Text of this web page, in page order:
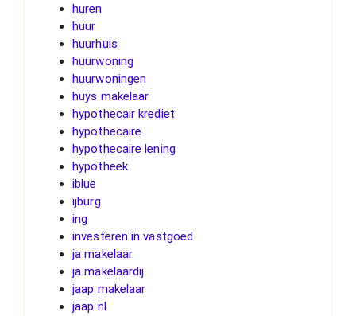
huren
huur
huurhuis
huurwoning
huurwoningen
huys makelaar
hypothecair krediet
hypothecaire
hypothecaire lening
hypotheek
iblue
ijburg
ing
investeren in vastgoed
ja makelaar
ja makelaardij
jaap makelaar
jaap nl